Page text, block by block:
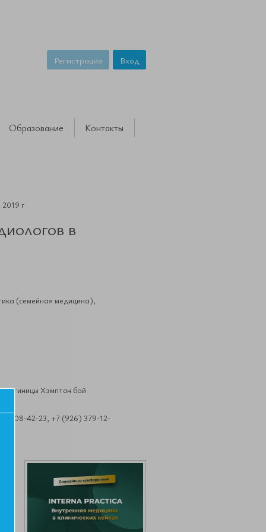
Регистрация Вход
Образование Контакты
2019 г
в
(семейная медицина),
Хэмптон бай
708-42-23, +7 (926) 379-12-